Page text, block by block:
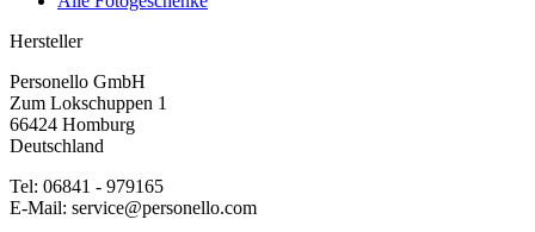
Hersteller
Personello GmbH
Zum Lokschuppen 1
66424 Homburg
Deutschland
Tel: 06841 - 979165
E-Mail: service@personello.com